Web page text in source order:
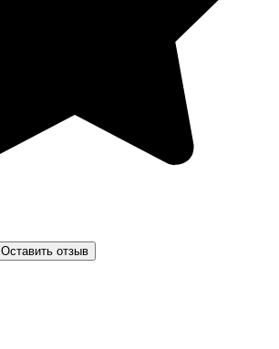
Оставить отзыв